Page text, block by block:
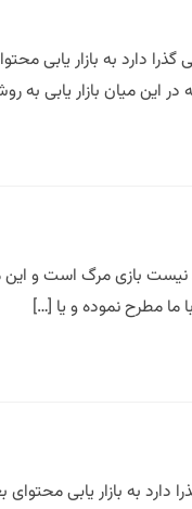
گذرا دارد به بازار
این میان بازار یابی به
بازی نیست بازی مرگ است
ما مطرح نموده و یا […]
به بازار یابی